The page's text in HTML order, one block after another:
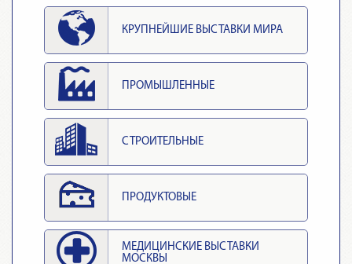
КРУПНЕЙШИЕ ВЫСТАВКИ МИРА
ПРОМЫШЛЕННЫЕ
СТРОИТЕЛЬНЫЕ
ПРОДУКТОВЫЕ
МЕДИЦИНСКИЕ ВЫСТАВКИ
МОСКВЫ